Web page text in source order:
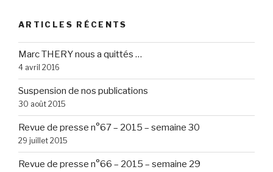
ARTICLES RÉCENTS
Marc THERY nous a quittés …
4 avril 2016
Suspension de nos publications
30 août 2015
Revue de presse n°67 – 2015 – semaine 30
29 juillet 2015
Revue de presse n°66 – 2015 – semaine 29